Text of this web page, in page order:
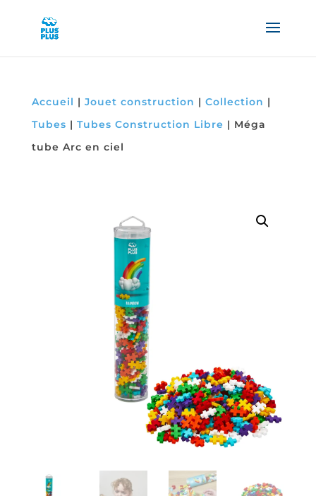
Accueil | Jouet construction | Collection |
Tubes | Tubes Construction Libre | Méga
tube Arc en ciel